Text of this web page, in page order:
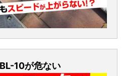
10が危ない